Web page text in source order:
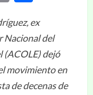
ex
Nacional del
(ACOLE) dejó
movimiento en
de decenas de